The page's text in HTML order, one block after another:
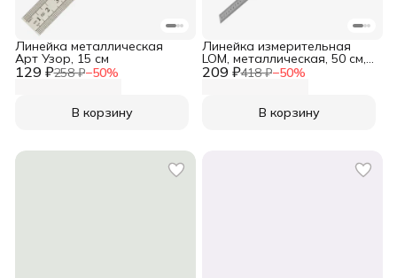
129 ₽258 ₽−50%
Линейка металлическая
Арт Узор, 15 см
В корзину
209 ₽418 ₽−50%
Линейка измерительная
LOM, металлическая, 50 см,
Арт Узор
В корзину